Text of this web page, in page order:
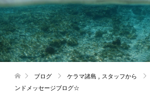
ブログ ケラマ諸島 スタッフから
ンドメッセージブログ☆